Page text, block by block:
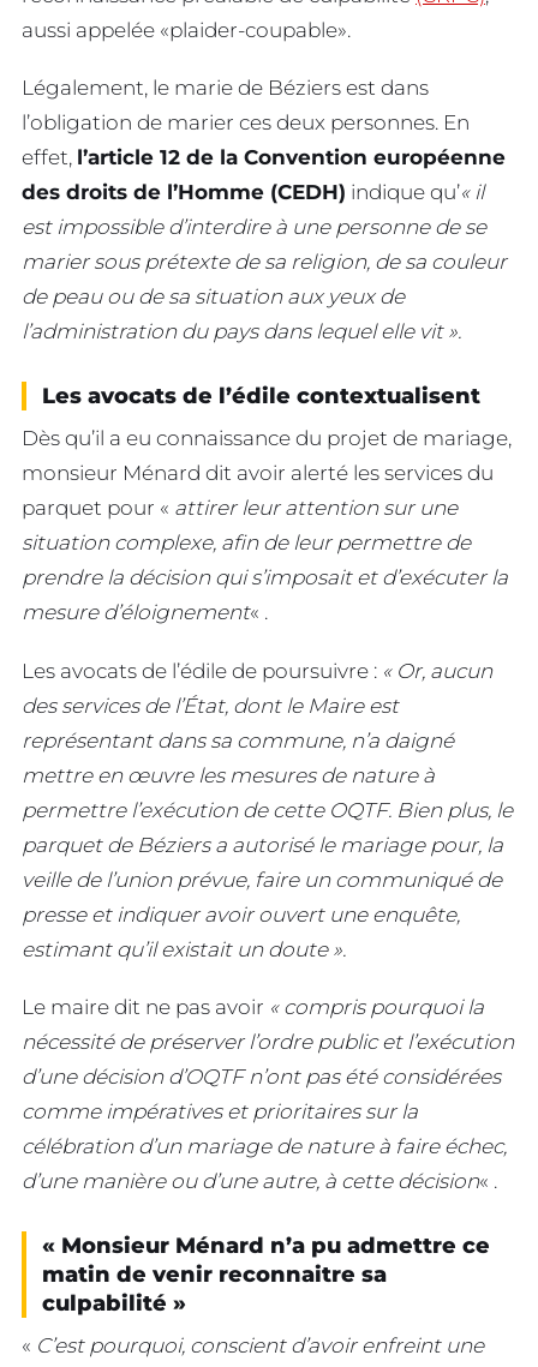
aussi appelée «plaider-coupable».
Légalement, le marie de Béziers est dans
l’obligation de marier ces deux personnes. En
effet, l’article 12 de la Convention européenne
des droits de l’Homme (CEDH) indique qu’« il
est impossible d’interdire à une personne de se
marier sous prétexte de sa religion, de sa couleur
de peau ou de sa situation aux yeux de
l’administration du pays dans lequel elle vit ».
Les avocats de l’édile contextualisent
Dès qu’il a eu connaissance du projet de mariage,
monsieur Ménard dit avoir alerté les services du
parquet pour « attirer leur attention sur une
situation complexe, afin de leur permettre de
prendre la décision qui s’imposait et d’exécuter la
mesure d’éloignement« .
Les avocats de l’édile de poursuivre : « Or, aucun
des services de l’État, dont le Maire est
représentant dans sa commune, n’a daigné
mettre en œuvre les mesures de nature à
permettre l’exécution de cette OQTF. Bien plus, le
parquet de Béziers a autorisé le mariage pour, la
veille de l’union prévue, faire un communiqué de
presse et indiquer avoir ouvert une enquête,
estimant qu’il existait un doute ».
Le maire dit ne pas avoir « compris pourquoi la
nécessité de préserver l’ordre public et l’exécution
d’une décision d’OQTF n’ont pas été considérées
comme impératives et prioritaires sur la
célébration d’un mariage de nature à faire échec,
d’une manière ou d’une autre, à cette décision« .
« Monsieur Ménard n’a pu admettre ce
matin de venir reconnaitre sa
culpabilité »
« C’est pourquoi, conscient d’avoir enfreint une